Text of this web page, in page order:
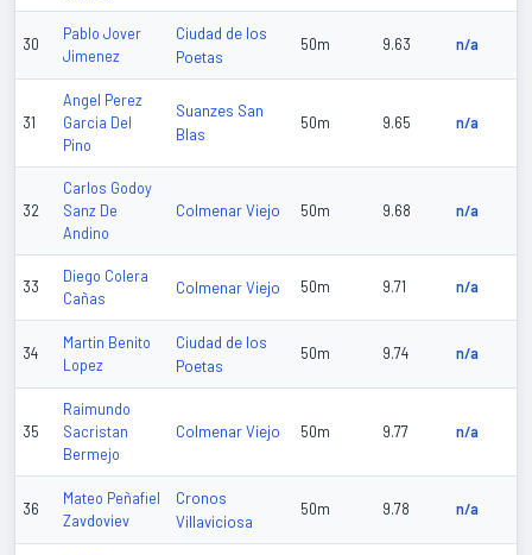
30
Pablo Jover
Jimenez
Ciudad de los
Poetas
50m 9.63 n/a
31
Angel Perez
Garcia Del
Pino
Suanzes San
Blas
50m 9.65 n/a
32
Carlos Godoy
Sanz De
Andino
Colmenar Viejo 50m 9.68 n/a
33
Diego Colera
Cañas
Colmenar Viejo 50m 9.71 n/a
34
Martin Benito
Lopez
Ciudad de los
Poetas
50m 9.74 n/a
35
Raimundo
Sacristan
Bermejo
Colmenar Viejo 50m 9.77 n/a
36
Mateo Peñafiel
Zavdoviev
Cronos
Villaviciosa
50m 9.78 n/a